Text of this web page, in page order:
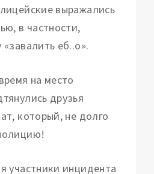
выражались
в частности,
еб..о».
на место
друзья
который, не долго
участники инцидента